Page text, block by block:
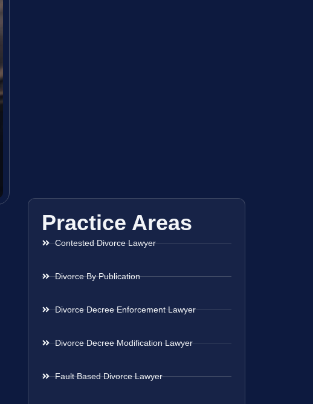
Practice Areas
Contested Divorce Lawyer
Divorce By Publication
Divorce Decree Enforcement Lawyer
Divorce Decree Modification Lawyer
Fault Based Divorce Lawyer